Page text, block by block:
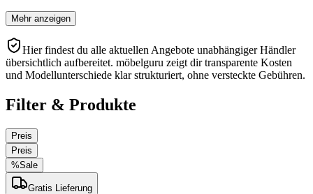
Mehr anzeigen
Hier findest du alle aktuellen Angebote unabhängiger Händler
übersichtlich aufbereitet. möbelguru zeigt dir transparente Kosten
und Modellunterschiede klar strukturiert, ohne versteckte Gebühren.
Filter & Produkte
Preis
Preis
%Sale
Gratis Lieferung